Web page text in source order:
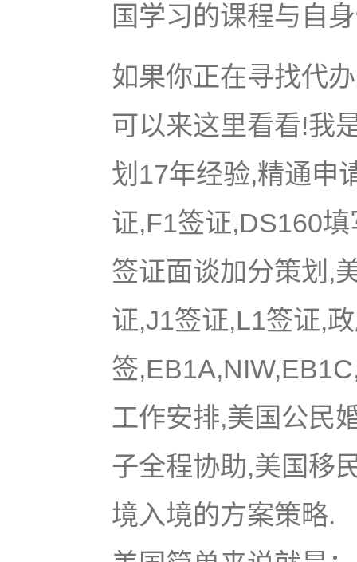
国学习的课程与自
如果你正在寻找代
可以来这里看看!我
划17年经验,精通申
证,F1签证,DS160
签证面谈加分策划,
证,J1签证,L1签证,
签
工作安排,美国公民
子全程协助,美国移
境入境的方案策略.